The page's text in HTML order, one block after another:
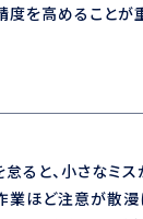
度を高めることが
ると、小さなミス
業ほど注意が散漫